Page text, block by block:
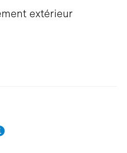
extérieur